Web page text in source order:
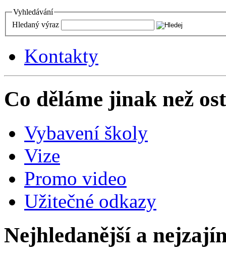
Vyhledávání
Hledaný výraz
Kontakty
Co děláme jinak než
Vybavení školy
Vize
Promo video
Užitečné odkazy
Nejhledanější a